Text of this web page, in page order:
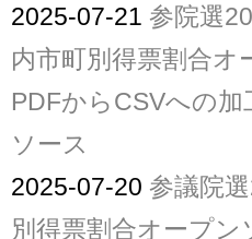
2025-07-21 参院選
内市町別得票割合オ
PDFからCSVへの
ソース
2025-07-20 参議院
別得票割合オープン